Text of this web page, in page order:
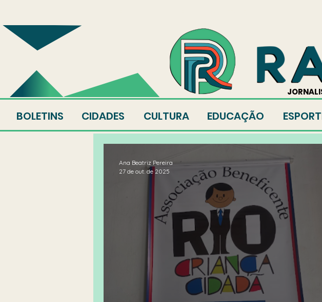
CIDADES CULTURA
BOLETINS EDUCAÇÃO
Ana Beatriz Pereira
27 de out. de 2025